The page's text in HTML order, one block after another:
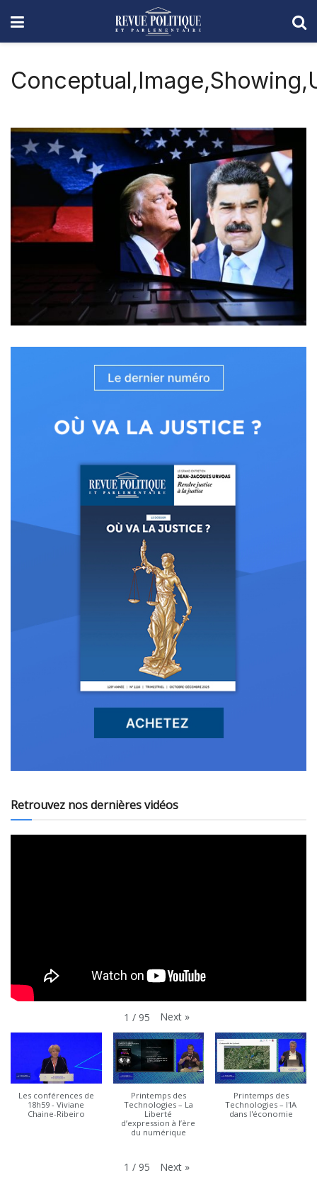
Retrouvez nos dernières vidéos
1 / 95 Next »
Les conférences de
18h59 - Viviane
Chaine-Ribeiro
Printemps des
Technologies – La
Liberté
d’expression à l’ère
du numérique
Printemps des
Technologies – l'IA
dans l'économie
1 / 95 Next »